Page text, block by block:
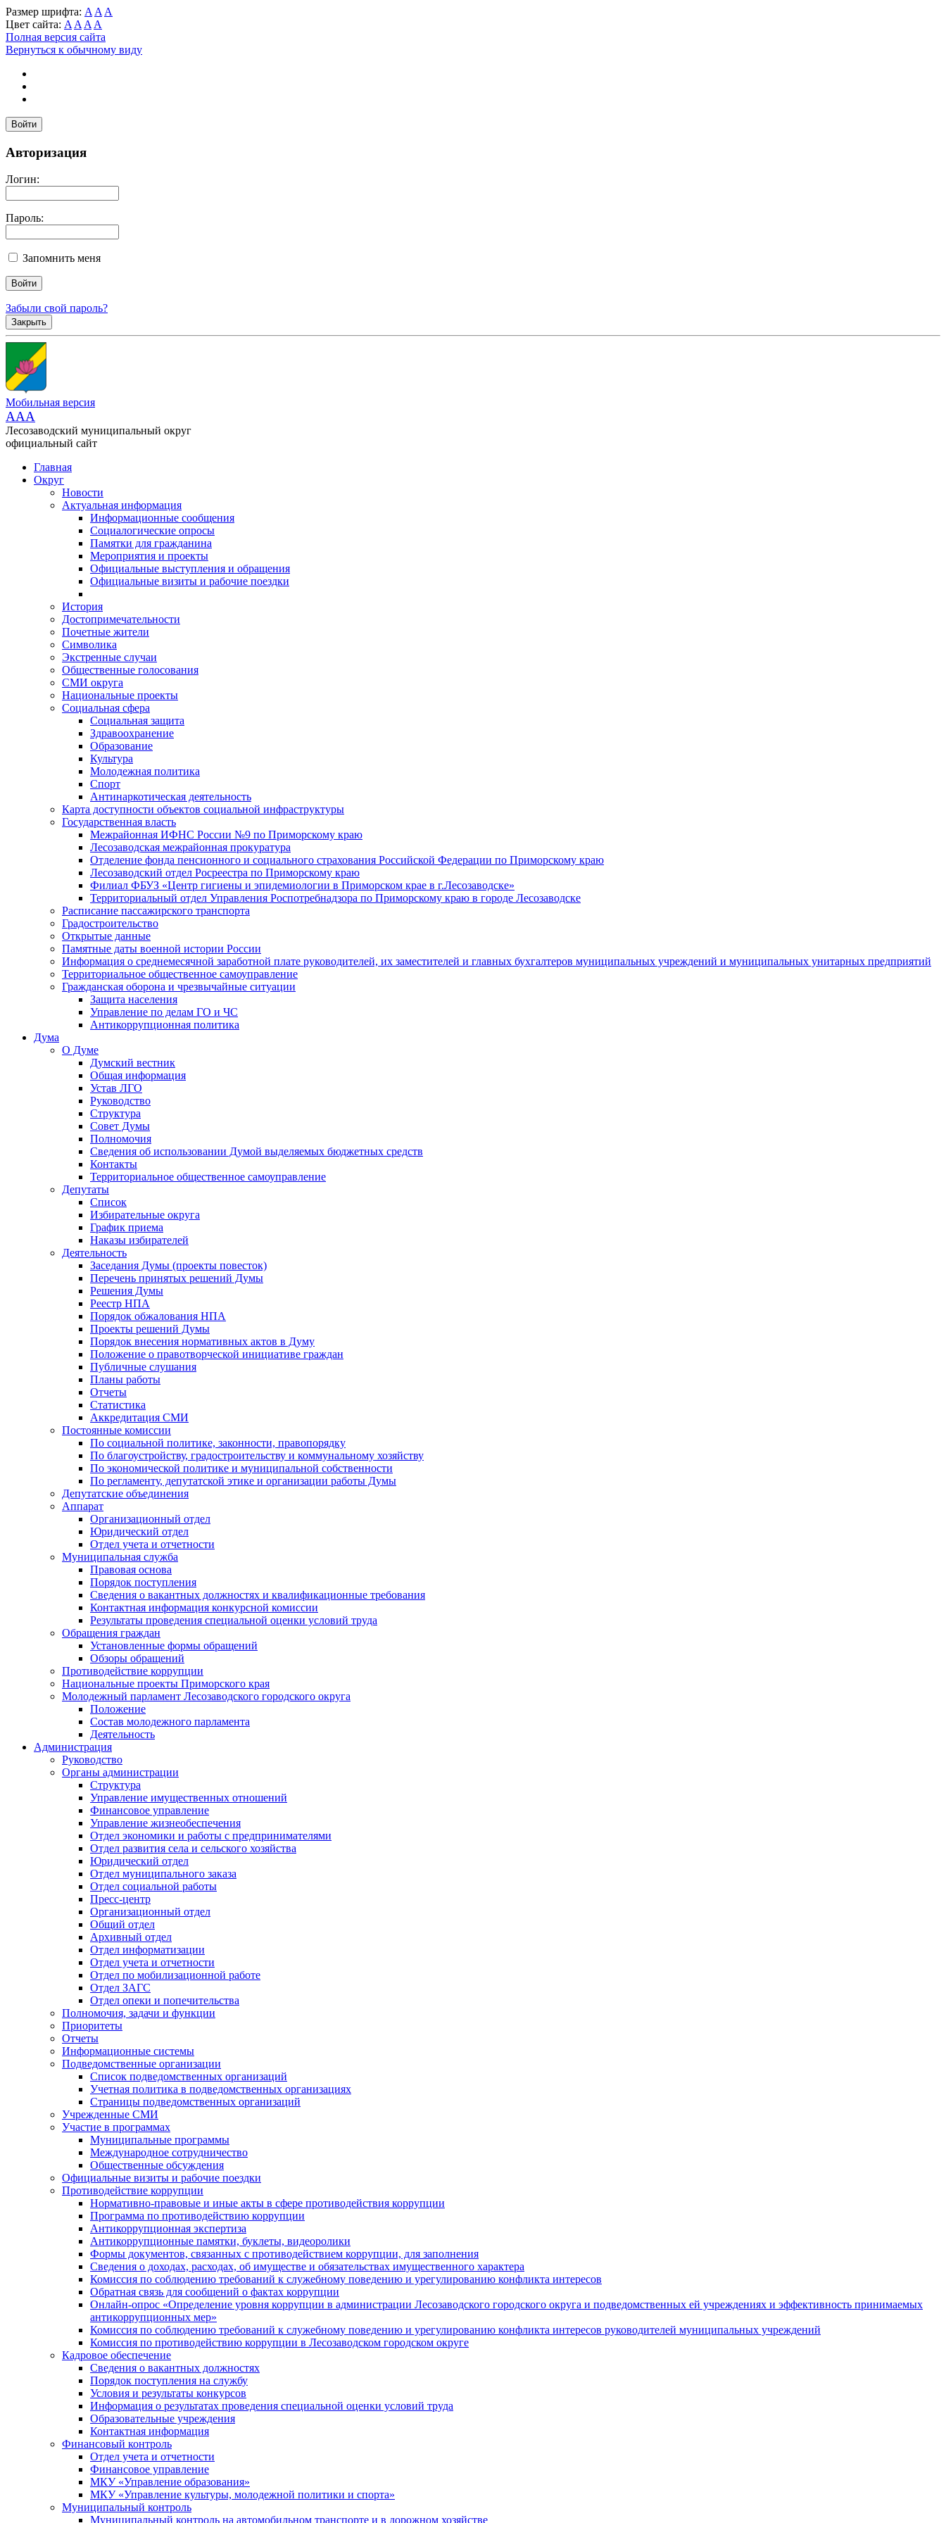
Размер шрифта: A A A
Цвет сайта: A A A A
Полная версия сайта
Вернуться к обычному виду
Войти
Авторизация
Логин:
Пароль:
Запомнить меня
Забыли свой пароль?
Закрыть
Мобильная версия
AAA
Лесозаводский муниципальный округ
официальный сайт
Главная
Округ
Новости
Актуальная информация
Информационные сообщения
Социалогические опросы
Памятки для гражданина
Мероприятия и проекты
Официальные выступления и обращения
Официальные визиты и рабочие поездки
История
Достопримечательности
Почетные жители
Символика
Экстренные случаи
Общественные голосования
СМИ округа
Национальные проекты
Социальная сфера
Социальная защита
Здравоохранение
Образование
Культура
Молодежная политика
Спорт
Антинаркотическая деятельность
Карта доступности объектов социальной инфраструктуры
Государственная власть
Межрайонная ИФНС России №9 по Приморскому краю
Лесозаводская межрайонная прокуратура
Отделение фонда пенсионного и социального страхования Российской Федерации по Приморскому краю
Лесозаводский отдел Росреестра по Приморскому краю
Филиал ФБУЗ «Центр гигиены и эпидемиологии в Приморском крае в г.Лесозаводске»
Территориальный отдел Управления Роспотребнадзора по Приморскому краю в городе Лесозаводске
Расписание пассажирского транспорта
Градостроительство
Открытые данные
Памятные даты военной истории России
Информация о среднемесячной заработной плате руководителей, их заместителей и главных бухгалтеров муниципальных учреждений и муниципальных унитарных предприятий
Территориальное общественное самоуправление
Гражданская оборона и чрезвычайные ситуации
Защита населения
Управление по делам ГО и ЧС
Антикоррупционная политика
Дума
О Думе
Думский вестник
Общая информация
Устав ЛГО
Руководство
Структура
Совет Думы
Полномочия
Сведения об использовании Думой выделяемых бюджетных средств
Контакты
Территориальное общественное самоуправление
Депутаты
Список
Избирательные округа
График приема
Наказы избирателей
Деятельность
Заседания Думы (проекты повесток)
Перечень принятых решений Думы
Решения Думы
Реестр НПА
Порядок обжалования НПА
Проекты решений Думы
Порядок внесения нормативных актов в Думу
Положение о правотворческой инициативе граждан
Публичные слушания
Планы работы
Отчеты
Статистика
Аккредитация СМИ
Постоянные комиссии
По социальной политике, законности, правопорядку
По благоустройству, градостроительству и коммунальному хозяйству
По экономической политике и муниципальной собственности
По регламенту, депутатской этике и организации работы Думы
Депутатские объединения
Аппарат
Организационный отдел
Юридический отдел
Отдел учета и отчетности
Муниципальная служба
Правовая основа
Порядок поступления
Сведения о вакантных должностях и квалификационные требования
Контактная информация конкурсной комиссии
Результаты проведения специальной оценки условий труда
Обращения граждан
Установленные формы обращений
Обзоры обращений
Противодействие коррупции
Национальные проекты Приморского края
Молодежный парламент Лесозаводского городского округа
Положение
Состав молодежного парламента
Деятельность
Администрация
Руководство
Органы администрации
Структура
Управление имущественных отношений
Финансовое управление
Управление жизнеобеспечения
Отдел экономики и работы с предпринимателями
Отдел развития села и сельского хозяйства
Юридический отдел
Отдел муниципального заказа
Отдел социальной работы
Пресс-центр
Организационный отдел
Общий отдел
Архивный отдел
Отдел информатизации
Отдел учета и отчетности
Отдел по мобилизационной работе
Отдел ЗАГС
Отдел опеки и попечительства
Полномочия, задачи и функции
Приоритеты
Отчеты
Информационные системы
Подведомственные организации
Список подведомственных организаций
Учетная политика в подведомственных организациях
Страницы подведомственных организаций
Учрежденные СМИ
Участие в программах
Муниципальные программы
Международное сотрудничество
Общественные обсуждения
Официальные визиты и рабочие поездки
Противодействие коррупции
Нормативно-правовые и иные акты в сфере противодействия коррупции
Программа по противодействию коррупции
Антикоррупционная экспертиза
Антикоррупционные памятки, буклеты, видеоролики
Формы документов, связанных с противодействием коррупции, для заполнения
Сведения о доходах, расходах, об имуществе и обязательствах имущественного характера
Комиссия по соблюдению требований к служебному поведению и урегулированию конфликта интересов
Обратная связь для сообщений о фактах коррупции
Онлайн-опрос «Определение уровня коррупции в администрации Лесозаводского городского округа и подведомственных ей учреждениях и эффективность принимаемых
антикоррупционных мер»
Комиссия по соблюдению требований к служебному поведению и урегулированию конфликта интересов руководителей муниципальных учреждений
Комиссия по противодействию коррупции в Лесозаводском городском округе
Кадровое обеспечение
Сведения о вакантных должностях
Порядок поступления на службу
Условия и результаты конкурсов
Информация о результатах проведения специальной оценки условий труда
Образовательные учреждения
Контактная информация
Финансовый контроль
Отдел учета и отчетности
Финансовое управление
МКУ «Управление образования»
МКУ «Управление культуры, молодежной политики и спорта»
Муниципальный контроль
Муниципальный контроль на автомобильном транспорте и в дорожном хозяйстве